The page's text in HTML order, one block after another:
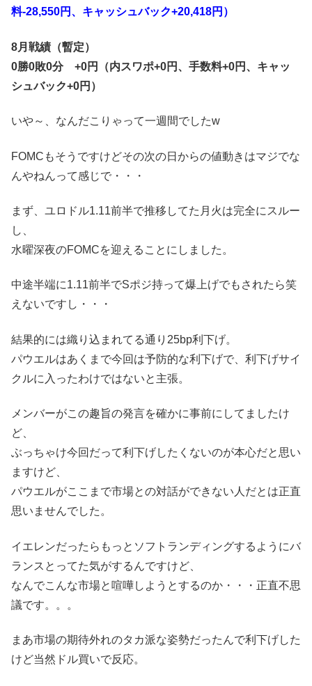
料-28,550円、キャッシュバック+20,418円）
8月戦績（暫定）
0勝0敗0分 +0‬‬円（内スワポ+0円、手数料+0円、キャッ
シュバック+0円）
いや～、なんだこりゃって一週間でしたw
FOMCもそうですけどその次の日からの値動きはマジでな
んやねんって感じで・・・
まず、ユロドル1.11前半で推移してた月火は完全にスルー
し、
水曜深夜のFOMCを迎えることにしました。
中途半端に1.11前半でSポジ持って爆上げでもされたら笑
えないですし・・・
結果的には織り込まれてる通り25bp利下げ。
パウエルはあくまで今回は予防的な利下げで、利下げサイ
クルに入ったわけではないと主張。
メンバーがこの趣旨の発言を確かに事前にしてましたけ
ど、
ぶっちゃけ今回だって利下げしたくないのが本心だと思い
ますけど、
パウエルがここまで市場との対話ができない人だとは正直
思いませんでした。
イエレンだったらもっとソフトランディングするようにバ
ランスとってた気がするんですけど、
なんでこんな市場と喧嘩しようとするのか・・・正直不思
議です。。。
まあ市場の期待外れのタカ派な姿勢だったんで利下げした
けど当然ドル買いで反応。